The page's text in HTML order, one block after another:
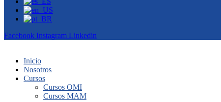
Facebook Instagram Linkedin
Inicio
Nosotros
Cursos
Cursos OMI
Cursos MAM